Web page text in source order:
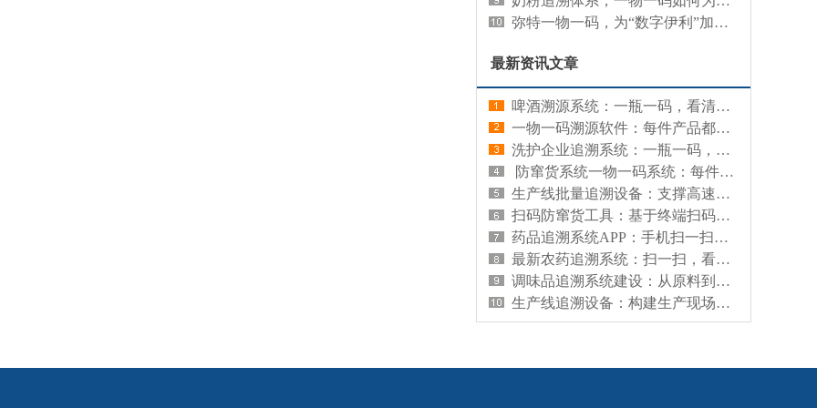
弥特一物一码，为“数字伊利”加码发力
最新资讯文章
啤酒溯源系统：一瓶一码，看清啤酒从酿造到餐桌的全程档案
一物一码溯源软件：每件产品都有专属身份证，扫码即可查看全程档案
洗护企业追溯系统：一瓶一码，看清洗护产品的成分与生产档案
​ 防窜货系统一物一码系统：每件产品都有专属码，管住渠道流向守住价格红线
生产线批量追溯设备：支撑高速产线多级包装关联与数据采集的硬件系统
扫码防窜货工具：基于终端扫码行为触发窜货预警的轻量化应用
药品追溯系统APP：手机扫一扫，看清药品的安全档案
最新农药追溯系统：扫一扫，看清农药的合规档案
调味品追溯系统建设：从原料到餐桌的信息记录与管理
生产线追溯设备：构建生产现场数据精准采集与实时关联的硬件系统